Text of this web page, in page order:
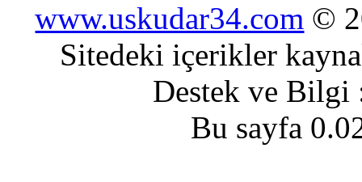
www.uskudar34.com ©
Sitedeki içerikler
Destek ve
Bu sayfa